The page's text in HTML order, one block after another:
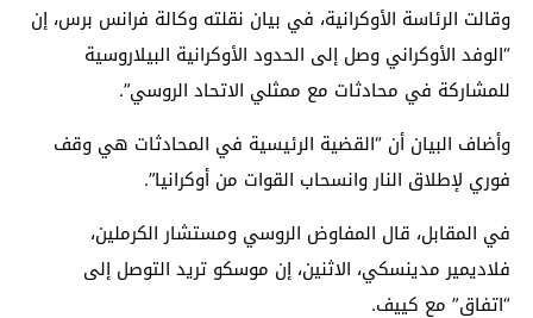
وقالت الرئاسة الأوكرانية، في بيان نقلته وكالة فرانس برس، إن
“الوفد الأوكراني وصل إلى الحدود الأوكرانية البيلاروسية
للمشاركة في محادثات مع ممثلي الاتحاد الروسي”.
وأضاف البيان أن “القضية الرئيسية في المحادثات هي وقف
فوري لإطلاق النار وانسحاب القوات من أوكرانيا”.
في المقابل، قال المفاوض الروسي ومستشار الكرملين،
فلاديمير مدينسكي، الاثنين، إن موسكو تريد التوصل إلى
“اتفاق” مع كييف.